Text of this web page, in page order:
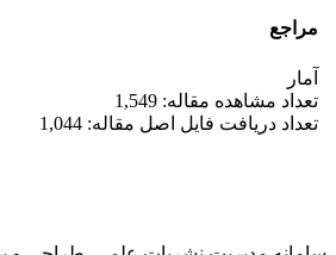
مراجع
آمار
تعداد مشاهده مقاله: 1,549
تعداد دریافت فایل اصل مقاله: 1,044